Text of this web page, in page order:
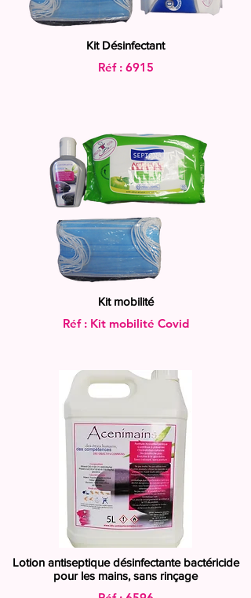
Kit Désinfectant
Réf : 6915
Kit mobilité
Réf : Kit mobilité Covid
Lotion antiseptique désinfectante bactéricide
pour les mains, sans rinçage